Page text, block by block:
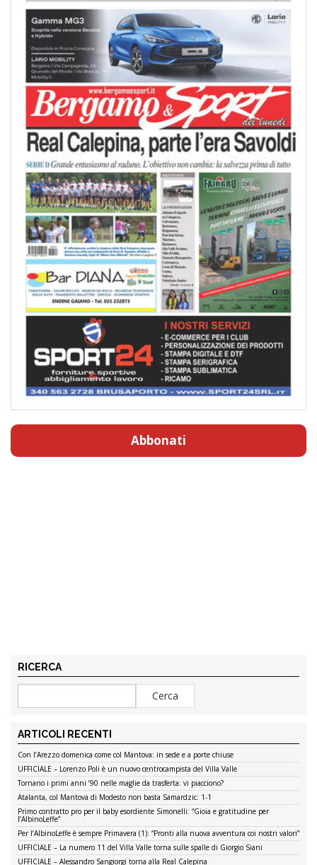
Abbonati
RICERCA
ARTICOLI RECENTI
Con l’Arezzo domenica come col Mantova: in sede e a porte chiuse
UFFICIALE – Lorenzo Poli è un nuovo centrocampista del Villa Valle
Tornano i primi anni ’90 nelle maglie da trasferta: vi piacciono?
Atalanta, col Mantova di Modesto non basta Samardzic: 1-1
Primo contratto pro per il baby esordiente Simonelli: “Gioia e gratitudine per
l’AlbinoLeffe”
Per l’AlbinoLeffe è sempre Primavera (1): “Pronti alla nuova avventura coi nostri valori”
UFFICIALE – La numero 11 del Villa Valle torna sulle spalle di Giorgio Siani
UFFICIALE – Alessandro Sangiorgi torna alla Real Calepina